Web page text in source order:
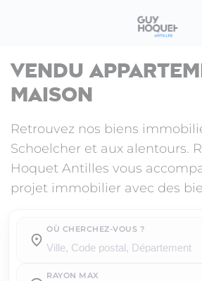
Vendu
maison
Retrouvez nos biens
Schoelcher et aux alentours.
Hoquet Antilles vous
projet immobilier avec des
OÙ CHERCHEZ-VOUS ?
RAYON MAX